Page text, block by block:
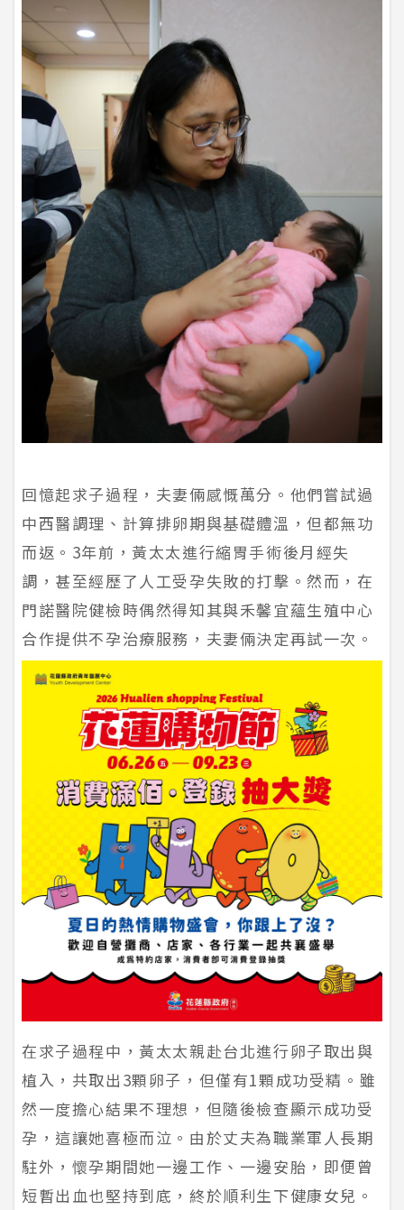
回憶起求子過程，夫妻倆感慨萬分。他們嘗試過
中西醫調理、計算排卵期與基礎體溫，但都無功
而返。3年前，黃太太進行縮胃手術後月經失
調，甚至經歷了人工受孕失敗的打擊。然而，在
門諾醫院健檢時偶然得知其與禾馨宜蘊生殖中心
合作提供不孕治療服務，夫妻倆決定再試一次。
在求子過程中，黃太太親赴台北進行卵子取出與
植入，共取出3顆卵子，但僅有1顆成功受精。雖
然一度擔心結果不理想，但隨後檢查顯示成功受
孕，這讓她喜極而泣。由於丈夫為職業軍人長期
駐外，懷孕期間她一邊工作、一邊安胎，即便曾
短暫出血也堅持到底，終於順利生下健康女兒。